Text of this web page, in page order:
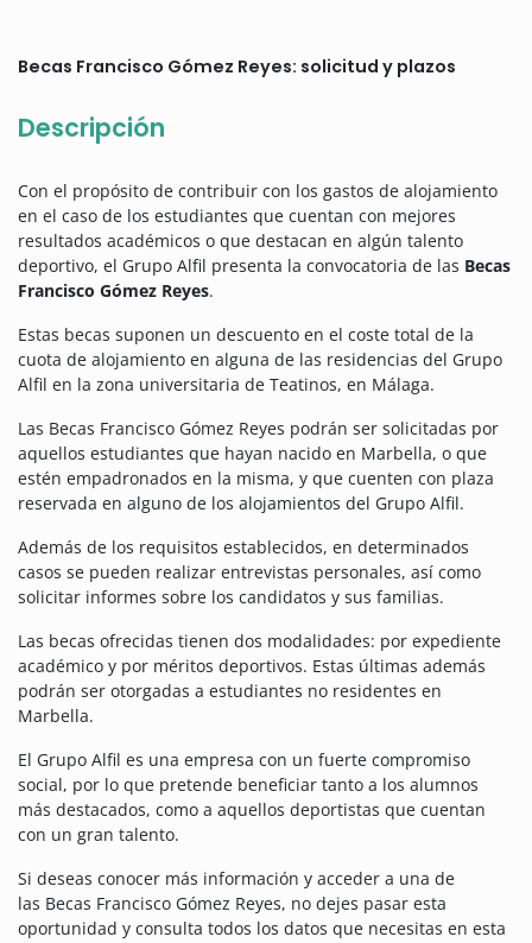
Becas Francisco Gómez Reyes: solicitud y plazos
Descripción
Con el propósito de contribuir con los gastos de alojamiento
en el caso de los estudiantes que cuentan con mejores
resultados académicos o que destacan en algún talento
deportivo, el Grupo Alfil presenta la convocatoria de las Becas
Francisco Gómez Reyes.
Estas becas suponen un descuento en el coste total de la
cuota de alojamiento en alguna de las residencias del Grupo
Alfil en la zona universitaria de Teatinos, en Málaga.
Las Becas Francisco Gómez Reyes podrán ser solicitadas por
aquellos estudiantes que hayan nacido en Marbella, o que
estén empadronados en la misma, y que cuenten con plaza
reservada en alguno de los alojamientos del Grupo Alfil.
Además de los requisitos establecidos, en determinados
casos se pueden realizar entrevistas personales, así como
solicitar informes sobre los candidatos y sus familias.
Las becas ofrecidas tienen dos modalidades: por expediente
académico y por méritos deportivos. Estas últimas además
podrán ser otorgadas a estudiantes no residentes en
Marbella.
El Grupo Alfil es una empresa con un fuerte compromiso
social, por lo que pretende beneficiar tanto a los alumnos
más destacados, como a aquellos deportistas que cuentan
con un gran talento.
Si deseas conocer más información y acceder a una de
las Becas Francisco Gómez Reyes, no dejes pasar esta
oportunidad y consulta todos los datos que necesitas en esta